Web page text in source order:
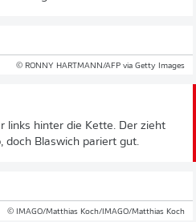
© RONNY HARTMANN/AFP via Getty Images
links hinter die Kette. Der zieht
doch Blaswich pariert gut.
© IMAGO/Matthias Koch/IMAGO/Matthias Koch